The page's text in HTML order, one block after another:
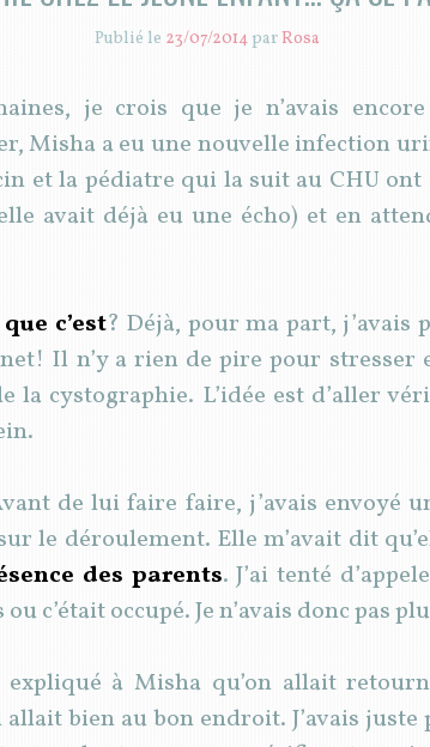
Publié le 23/07/2014parRosa
je crois que je n’avais
Misha a eu une nouvelle infection
et la pédiatre qui la suit au CHU
avait déjà eu une écho) et en
c’est? Déjà, pour ma part,
Il n’y a rien de pire pour stresser
cystographie. L’idée est d’aller
de lui faire faire, j’avais envoyé
le déroulement. Elle m’avait dit
des parents. J’ai tenté
c’était occupé. Je n’avais donc pas
expliqué à Misha qu’on allait
bien au bon endroit. J’avais